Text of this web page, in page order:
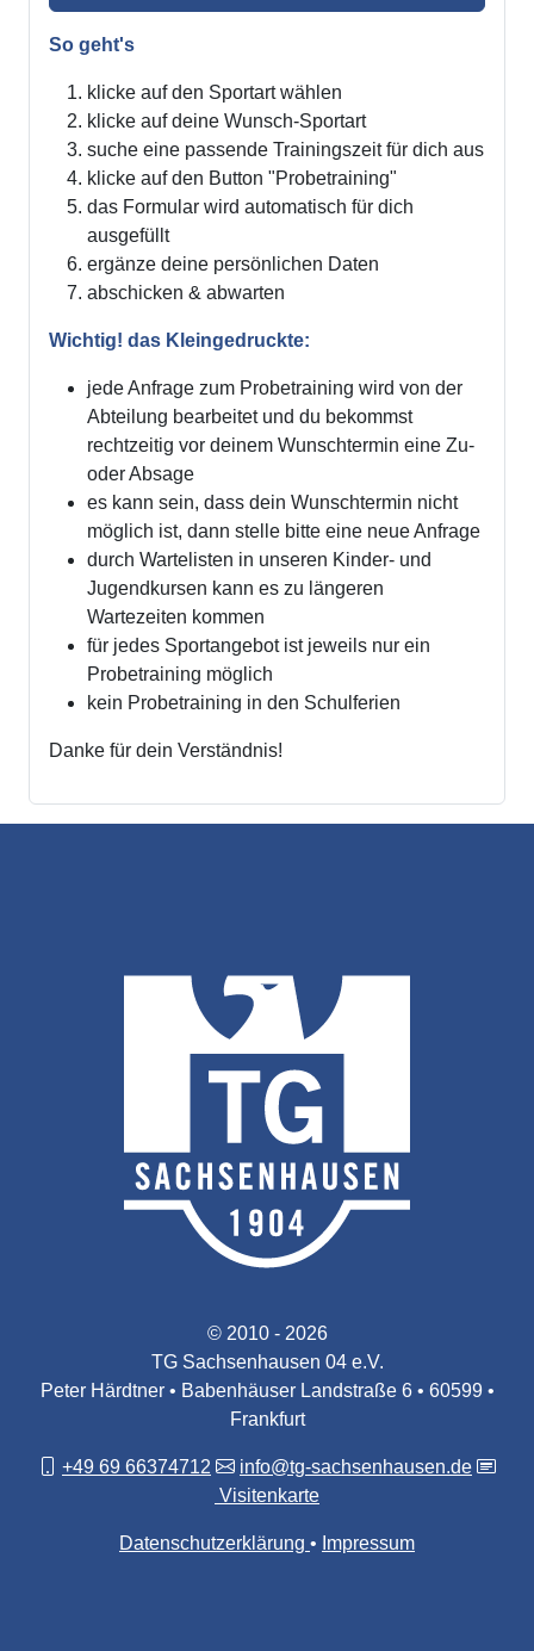
So geht's
klicke auf den Sportart wählen
klicke auf deine Wunsch-Sportart
suche eine passende Trainingszeit für dich aus
klicke auf den Button "Probetraining"
das Formular wird automatisch für dich
ausgefüllt
ergänze deine persönlichen Daten
abschicken & abwarten
Wichtig! das Kleingedruckte:
jede Anfrage zum Probetraining wird von der
Abteilung bearbeitet und du bekommst
rechtzeitig vor deinem Wunschtermin eine Zu-
oder Absage
es kann sein, dass dein Wunschtermin nicht
möglich ist, dann stelle bitte eine neue Anfrage
durch Wartelisten in unseren Kinder- und
Jugendkursen kann es zu längeren
Wartezeiten kommen
für jedes Sportangebot ist jeweils nur ein
Probetraining möglich
kein Probetraining in den Schulferien
Danke für dein Verständnis!
© 2010 - 2026
TG Sachsenhausen 04 e.V.
Peter Härdtner • Babenhäuser Landstraße 6 • 60599 •
Frankfurt
+49 69 66374712
info@tg-sachsenhausen.de
Visitenkarte
Datenschutzerklärung Impressum